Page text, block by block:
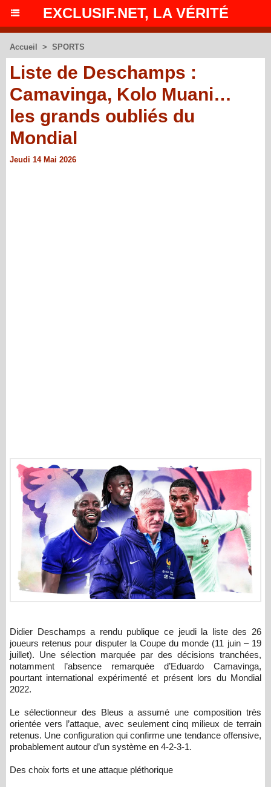
EXCLUSIF.NET, LA VÉRITÉ
Accueil > SPORTS
Liste de Deschamps :
Camavinga, Kolo Muani…
les grands oubliés du
Mondial
Jeudi 14 Mai 2026
Didier Deschamps a rendu publique ce jeudi la liste des 26
joueurs retenus pour disputer la Coupe du monde (11 juin – 19
juillet). Une sélection marquée par des décisions tranchées,
notamment l’absence remarquée d’Eduardo Camavinga,
pourtant international expérimenté et présent lors du Mondial
2022.
Le sélectionneur des Bleus a assumé une composition très
orientée vers l’attaque, avec seulement cinq milieux de terrain
retenus. Une configuration qui confirme une tendance offensive,
probablement autour d’un système en 4-2-3-1.
Des choix forts et une attaque pléthorique